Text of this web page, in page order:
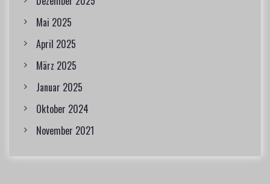
Mai 2025
April 2025
März 2025
Januar 2025
Oktober 2024
November 2021